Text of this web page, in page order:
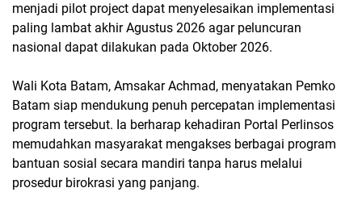
menjadi pilot project dapat menyelesaikan implementasi
paling lambat akhir Agustus 2026 agar peluncuran
nasional dapat dilakukan pada Oktober 2026.
Wali Kota Batam, Amsakar Achmad, menyatakan Pemko
Batam siap mendukung penuh percepatan implementasi
program tersebut. Ia berharap kehadiran Portal Perlinsos
memudahkan masyarakat mengakses berbagai program
bantuan sosial secara mandiri tanpa harus melalui
prosedur birokrasi yang panjang.